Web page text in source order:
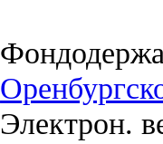
Электрон.